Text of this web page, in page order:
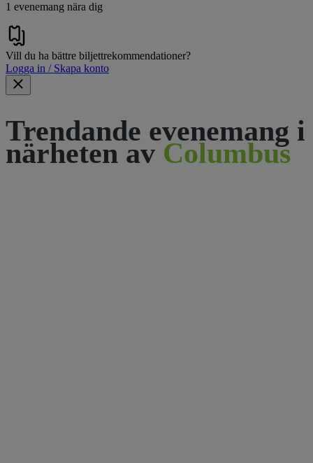
1 evenemang nära dig
Vill du ha bättre biljettrekommendationer?
Logga in / Skapa konto
Trendande evenemang i
närheten av Columbus